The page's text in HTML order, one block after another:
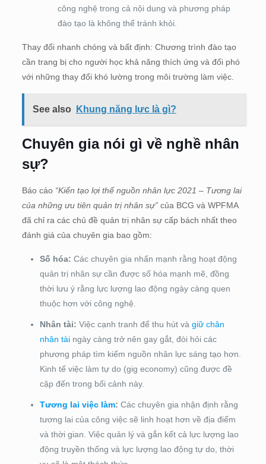
công nghệ trong cả nội dung và phương pháp
đào tạo là không thể tránh khỏi.
Thay đổi nhanh chóng và bất định: Chương trình đào tạo
cần trang bị cho người học khả năng thích ứng và đối phó
với những thay đổi khó lường trong môi trường làm việc.
See also Khung năng lực là gì?
Chuyên gia nói gì về nghề nhân
sự?
Báo cáo“Kiến tạo lợi thế nguồn nhân lực 2021 – Tương lai
của những ưu tiên quản trị nhân sự”của BCG và WPFMA
đã chỉ ra các chủ đề quản trị nhân sự cấp bách nhất theo
đánh giá của chuyên gia bao gồm:
Số hóa: Các chuyên gia nhấn mạnh rằng hoạt động
quản trị nhân sự cần được số hóa mạnh mẽ, đồng
thời lưu ý rằng lực lượng lao động ngày càng quen
thuộc hơn với công nghệ.
Nhân tài: Việc cạnh tranh để thu hút và giữ chân
nhân tàingày càng trở nên gay gắt, đòi hỏi các
phương pháp tìm kiếm nguồn nhân lực sáng tạo hơn.
Kinh tế việc làm tự do (gig economy) cũng được đề
cập đến trong bối cảnh này.
Tương lai việc làm: Các chuyên gia nhận định rằng
tương lai của công việc sẽ linh hoạt hơn về địa điểm
và thời gian. Việc quản lý và gắn kết cả lực lượng lao
động truyền thống và lực lượng lao động tự do, thời